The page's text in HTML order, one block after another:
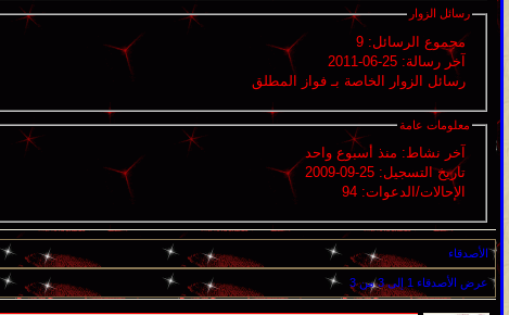
رسائل الزوار
مجموع الرسائل:
آخر رسالة:
رسائل الزوار الخاصة بـ فواز المطلق
معلومات عامة
آخر نشاط: منذ أسبوع واحد
تاريخ التسجيل:
الإحالات/الدعوات:
الأصدقاء
عرض الأصدقاء 1 إلى 3 من 3